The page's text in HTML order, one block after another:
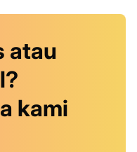
atau
kami